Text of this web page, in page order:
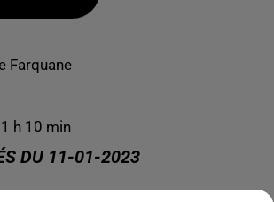
Farquane
h 10 min
DU 11-01-2023